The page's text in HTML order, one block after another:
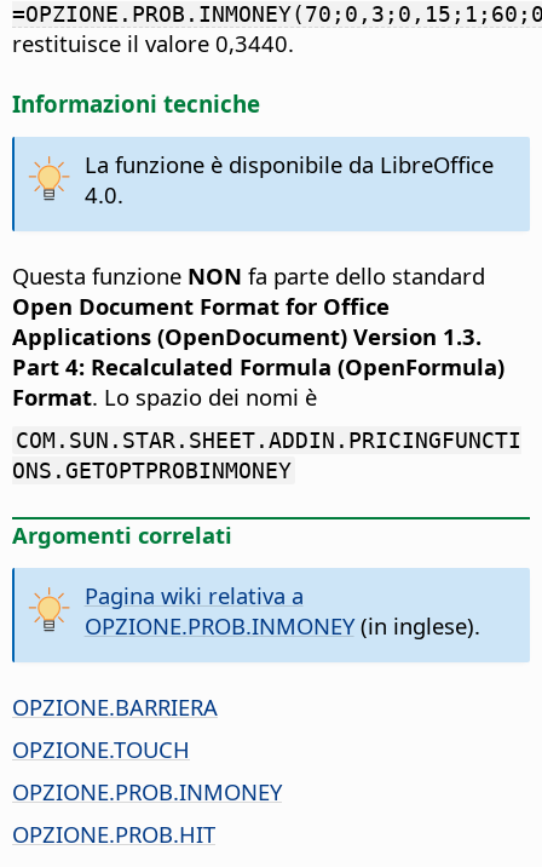
restituisce il valore 0,3440.
Informazioni tecniche
La funzione è disponibile da LibreOffice
4.0.
Questa funzione NON fa parte dello standard
Open Document Format for Office
Applications (OpenDocument) Version 1.3.
Part 4: Recalculated Formula (OpenFormula)
Format. Lo spazio dei nomi è
COM.SUN.STAR.SHEET.ADDIN.PRICINGFUNCTI
ONS.GETOPTPROBINMONEY
Argomenti correlati
Pagina wiki relativa a
OPZIONE.PROB.INMONEY(in inglese).
OPZIONE.BARRIERA
OPZIONE.TOUCH
OPZIONE.PROB.INMONEY
OPZIONE.PROB.HIT